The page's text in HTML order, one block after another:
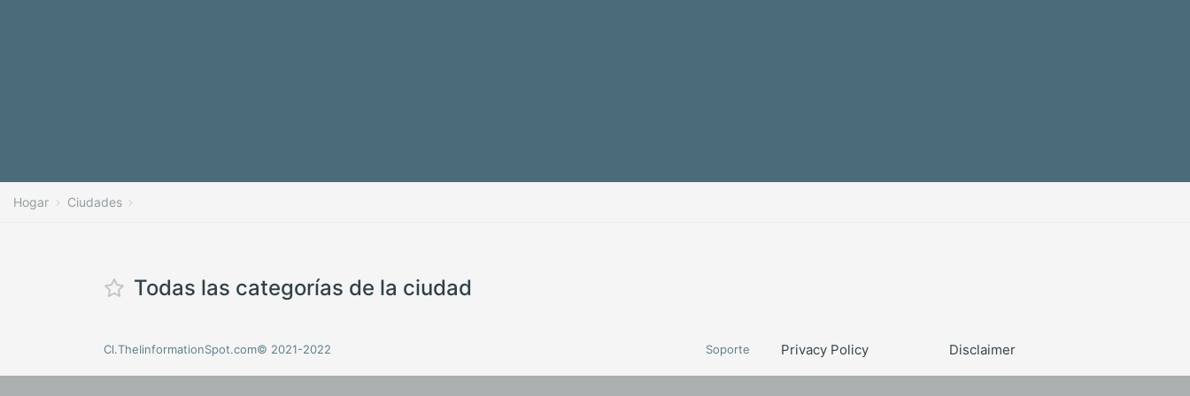
Hogar Ciudades
Todas las categorías de la ciudad
Cl.TheIinformationSpot.com© 2021-2022 Soporte Privacy Policy Disclaimer